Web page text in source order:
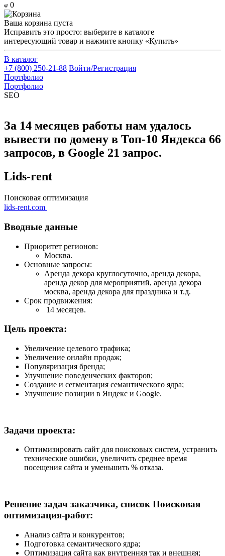
0
Ваша корзина пуста
Исправить это просто: выберите в каталоге
интересующий товар и нажмите кнопку «Купить»
В каталог
+7 (800) 250-21-88 Войти/Регистрация
Портфолио
Портфолио
SEO
За 14 месяцев работы нам удалось
вывести по домену в Топ-10 Яндекса 66
запросов, в Google 21 запрос.
Lids-rent
Поисковая оптимизация
lids-rent.com
Вводные данные
Приоритет регионов:
Москва.
Основные запросы:
Аренда декора круглосуточно, аренда декора,
аренда декор для мероприятий, аренда декора
москва, аренда декора для праздника и т.д.
Срок продвижения:
14 месяцев.
Цель проекта:
Увеличение целевого трафика;
Увеличение онлайн продаж;
Популяризация бренда;
Улучшение поведенческих факторов;
Создание и сегментация семантического ядра;
Улучшение позиции в Яндекс и Google.
Задачи проекта:
Оптимизировать сайт для поисковых систем, устранить
технические ошибки, увеличить среднее время
посещения сайта и уменьшить % отказа.
Решение задач заказчика, список Поисковая
оптимизация-работ:
Анализ сайта и конкурентов;
Подготовка семантического ядра;
Оптимизация сайта как внутренняя так и внешняя;